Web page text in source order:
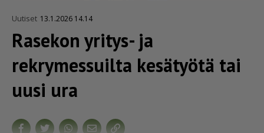
Uutiset 13.1.2026 14.14
Rasekon yritys- ja
rekrymessuilta kesätyötä tai
uusi ura